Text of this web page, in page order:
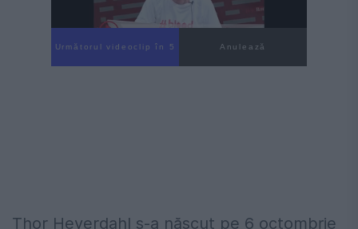
Următorul videoclip în 4 Anulează
Thor Heyerdahl s-a născut pe 6 octombrie